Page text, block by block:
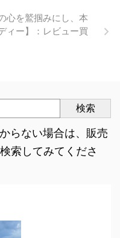
心を鷲掴みにし、本
ィー】：レビュー買
検索
らない場合は、販売
索してみてくださ